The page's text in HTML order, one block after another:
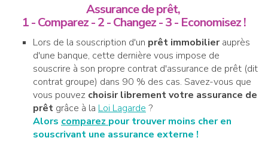
Assurance de prêt,
1 - Comparez - 2 - Changez - 3 - Economisez !
Lors de la souscription d'un prêt immobilierauprès
d'une banque, cette dernière vous impose de
souscrire à son propre contrat d'assurance de prêt (dit
contrat groupe) dans 90 % des cas. Savez-vous que
vous pouvez choisir librement votre assurance de
prêt grâce à la Loi Lagarde ?
Alors comparez pour trouver moins cher en
souscrivant une assurance externe !